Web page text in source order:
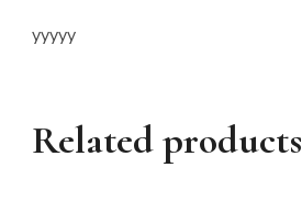
yyyyy
Related products